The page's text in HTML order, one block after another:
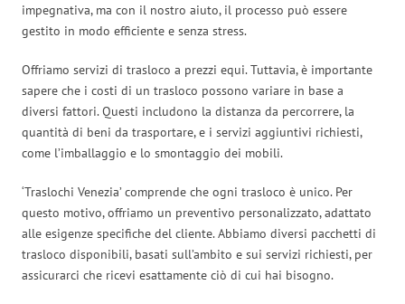
impegnativa, ma con il nostro aiuto, il processo può essere
gestito in modo efficiente e senza stress.
Offriamo servizi di trasloco a prezzi equi. Tuttavia, è importante
sapere che i costi di un trasloco possono variare in base a
diversi fattori. Questi includono la distanza da percorrere, la
quantità di beni da trasportare, e i servizi aggiuntivi richiesti,
come l’imballaggio e lo smontaggio dei mobili.
‘Traslochi Venezia’ comprende che ogni trasloco è unico. Per
questo motivo, offriamo un preventivo personalizzato, adattato
alle esigenze specifiche del cliente. Abbiamo diversi pacchetti di
trasloco disponibili, basati sull’ambito e sui servizi richiesti, per
assicurarci che ricevi esattamente ciò di cui hai bisogno.